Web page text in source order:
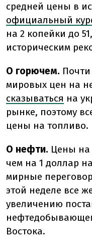
средней цены в
официальный
на 2 копейки до
историческим
О горючем.
мировых цен на
сказываться на
рынке, поэтому
цены на топливо.
О нефти. Цены на
чем на 1 доллар
мирные
этой неделе все
увеличению
Востока.